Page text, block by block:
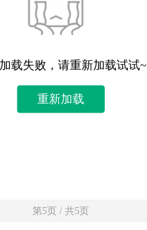
载失败，请重新加载试试~
重新加载
第5页 / 共5页